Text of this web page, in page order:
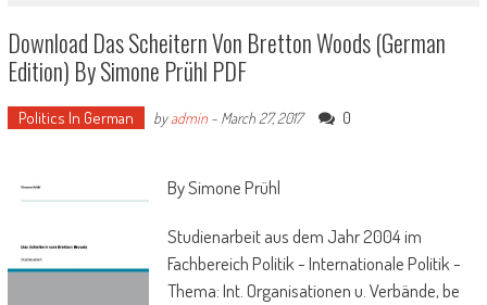
Download Das Scheitern Von Bretton Woods (German
Edition) By Simone Prühl PDF
Politics In German byadmin- March 27, 2017 0
By Simone Prühl
Studienarbeit aus dem Jahr 2004 im
Fachbereich Politik - Internationale Politik -
Thema: Int. Organisationen u. Verbände, be